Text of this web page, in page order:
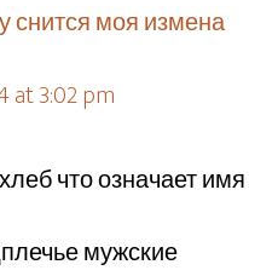
снится моя измена
at 3:02 pm
что означает имя
мужские